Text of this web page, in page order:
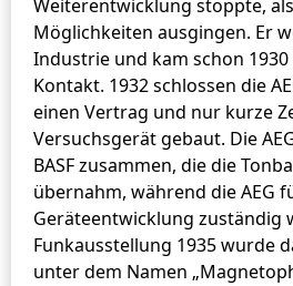
Weiterentwicklung stoppte,
Möglichkeiten ausgingen. Er
Industrie und kam schon 1930
Kontakt. 1932 schlossen die
einen Vertrag und nur kurze
Versuchsgerät gebaut. Die
BASF zusammen, die die
übernahm, während die AEG
Geräteentwicklung zuständig
Funkausstellung 1935 wurde
unter dem Namen